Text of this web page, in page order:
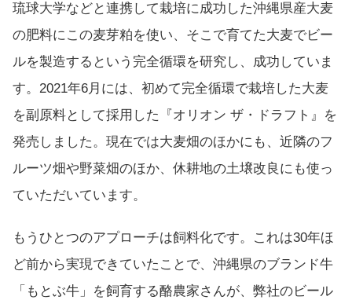
琉球大学などと連携して栽培に成功した沖縄県産大麦
の肥料にこの麦芽粕を使い、そこで育てた大麦でビー
ルを製造するという完全循環を研究し、成功していま
す。2021年6月には、初めて完全循環で栽培した大麦
を副原料として採用した『オリオン ザ・ドラフト』を
発売しました。現在では大麦畑のほかにも、近隣のフ
ルーツ畑や野菜畑のほか、休耕地の土壌改良にも使っ
ていただいています。
もうひとつのアプローチは飼料化です。これは30年ほ
ど前から実現できていたことで、沖縄県のブランド牛
「もとぶ牛」を飼育する酪農家さんが、弊社のビール